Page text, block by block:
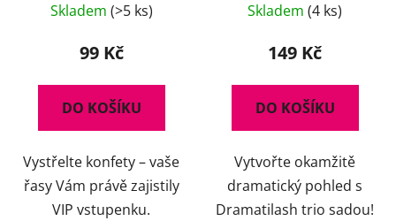
Skladem (>5 ks)
99 Kč
DO KOŠÍKU
Vystřelte konfety – vaše
řasy Vám právě zajistily
VIP vstupenku.
Skladem (4 ks)
149 Kč
DO KOŠÍKU
Vytvořte okamžitě
dramatický pohled s
Dramatilash trio sadou!